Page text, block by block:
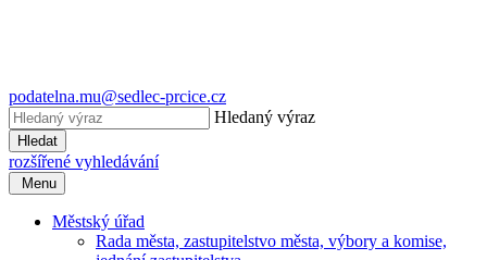
podatelna.mu@sedlec-prcice.cz
Hledaný výraz
Hledat
rozšířené vyhledávání
Menu
Městský úřad
Rada města, zastupitelstvo města, výbory a komise,